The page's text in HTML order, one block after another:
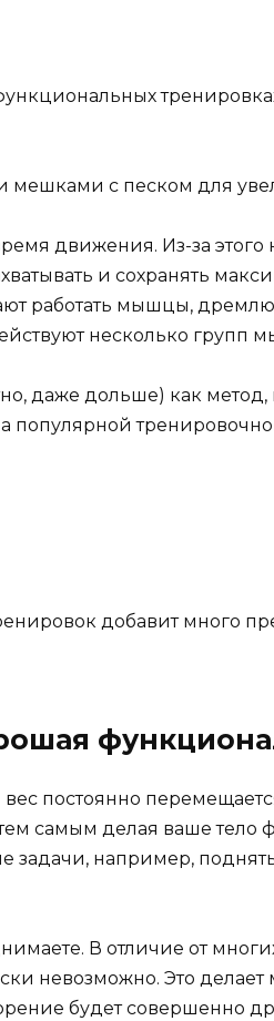
с песком для
движения. Из-за
и сохранять
работать мышцы,
несколько групп
даже дольше) как
добавит много
постоянно
самым делая ваше тело
задачи, например,
В отличие от
невозможно. Это
будет совершенно